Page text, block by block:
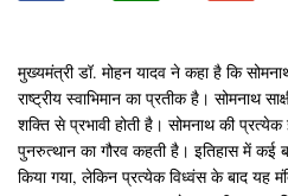
मुख्यमंत्री डॉ. मोहन यादव ने कहा है कि
राष्ट्रीय स्वाभिमान का प्रतीक है। सोमनाथ
शक्ति से प्रभावी होती है। सोमनाथ की
पुनरुत्थान का गौरव कहती है। इतिहास में कई
किया गया, लेकिन प्रत्येक विध्वंस के बाद यह